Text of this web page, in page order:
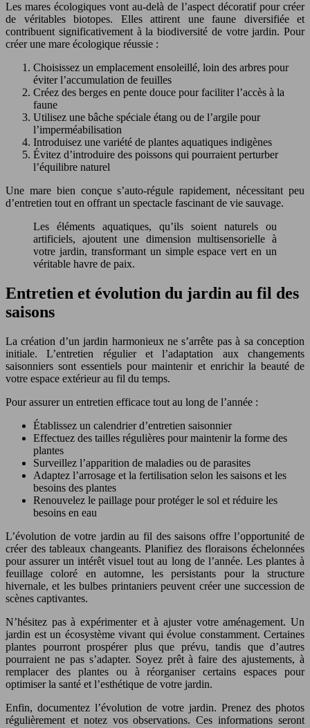
Les mares écologiques vont au-delà de l’aspect décoratif pour créer
de véritables biotopes. Elles attirent une faune diversifiée et
contribuent significativement à la biodiversité de votre jardin. Pour
créer une mare écologique réussie :
Choisissez un emplacement ensoleillé, loin des arbres pour
éviter l’accumulation de feuilles
Créez des berges en pente douce pour faciliter l’accès à la
faune
Utilisez une bâche spéciale étang ou de l’argile pour
l’imperméabilisation
Introduisez une variété de plantes aquatiques indigènes
Évitez d’introduire des poissons qui pourraient perturber
l’équilibre naturel
Une mare bien conçue s’auto-régule rapidement, nécessitant peu
d’entretien tout en offrant un spectacle fascinant de vie sauvage.
Les éléments aquatiques, qu’ils soient naturels ou
artificiels, ajoutent une dimension multisensorielle à
votre jardin, transformant un simple espace vert en un
véritable havre de paix.
Entretien et évolution du jardin au fil des
saisons
La création d’un jardin harmonieux ne s’arrête pas à sa conception
initiale. L’entretien régulier et l’adaptation aux changements
saisonniers sont essentiels pour maintenir et enrichir la beauté de
votre espace extérieur au fil du temps.
Pour assurer un entretien efficace tout au long de l’année :
Établissez un calendrier d’entretien saisonnier
Effectuez des tailles régulières pour maintenir la forme des
plantes
Surveillez l’apparition de maladies ou de parasites
Adaptez l’arrosage et la fertilisation selon les saisons et les
besoins des plantes
Renouvelez le paillage pour protéger le sol et réduire les
besoins en eau
L’évolution de votre jardin au fil des saisons offre l’opportunité de
créer des tableaux changeants. Planifiez des floraisons échelonnées
pour assurer un intérêt visuel tout au long de l’année. Les plantes à
feuillage coloré en automne, les persistants pour la structure
hivernale, et les bulbes printaniers peuvent créer une succession de
scènes captivantes.
N’hésitez pas à expérimenter et à ajuster votre aménagement. Un
jardin est un écosystème vivant qui évolue constamment. Certaines
plantes pourront prospérer plus que prévu, tandis que d’autres
pourraient ne pas s’adapter. Soyez prêt à faire des ajustements, à
remplacer des plantes ou à réorganiser certains espaces pour
optimiser la santé et l’esthétique de votre jardin.
Enfin, documentez l’évolution de votre jardin. Prenez des photos
régulièrement et notez vos observations. Ces informations seront